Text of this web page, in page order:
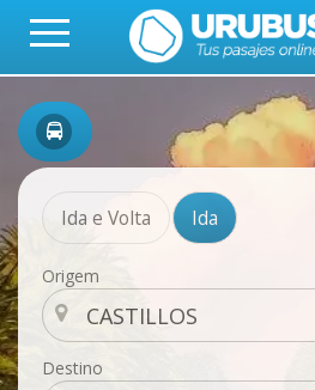
Ida e Volta Ida
Origem
Destino